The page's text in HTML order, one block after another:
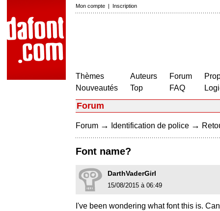
Mon compte | Inscription
Thèmes
Nouveautés
Auteurs
Top
Forum
FAQ
Forum
Forum → Identification de police →
Font name?
DarthVaderGirl
15/08/2015 à 06:49
I've been wondering what font this is.